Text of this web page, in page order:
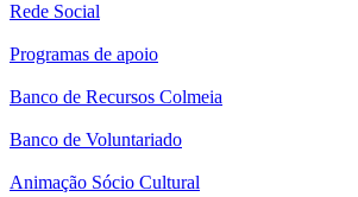
Rede Social
Programas de apoio
Banco de Recursos Colmeia
Banco de Voluntariado
Animação Sócio Cultural